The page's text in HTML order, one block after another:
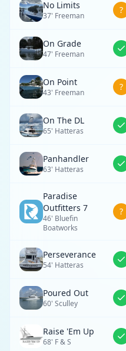
No Limits
37' Freeman
?
On Grade
47' Freeman
On Point
43' Freeman
?
On The DL
65' Hatteras
Panhandler
63' Hatteras
Paradise
Outfitters 7
46' Bluefin
Boatworks
?
Perseverance
54' Hatteras
Poured Out
60' Sculley
Raise 'Em Up
68' F & S